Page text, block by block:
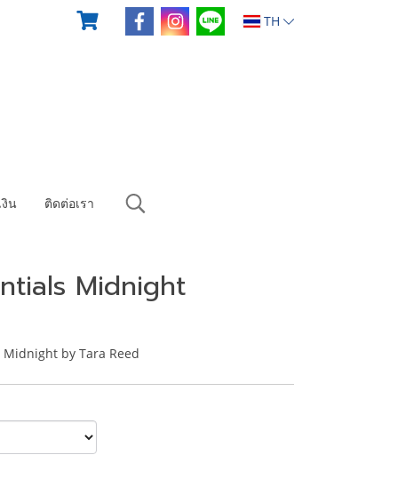
TH
น ติดต่อเรา
Midnight
by Tara Reed